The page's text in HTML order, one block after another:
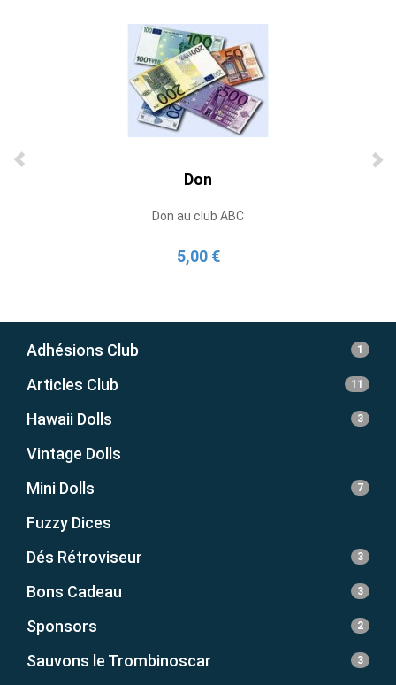
Don
Don au club ABC
5,00 €
1
Adhésions Club
11
Articles Club
3
Hawaii Dolls
Vintage Dolls
7
Mini Dolls
Fuzzy Dices
3
Dés Rétroviseur
3
Bons Cadeau
2
Sponsors
3
Sauvons le Trombinoscar